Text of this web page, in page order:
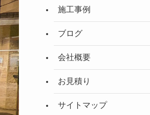
施工事例
ブログ
会社概要
お見積り
サイトマップ